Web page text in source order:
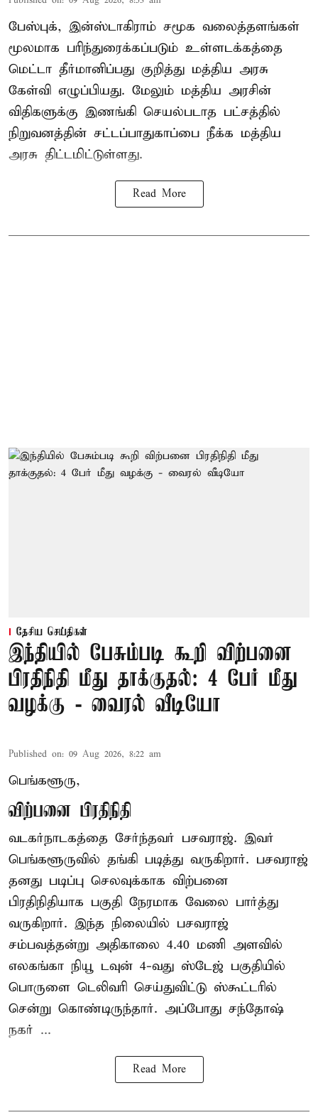
பேஸ்புக், இன்ஸ்டாகிராம் சமூக வலைத்தளங்கள்
மூலமாக பரிந்துரைக்கப்படும் உள்ளடக்கத்தை
மெட்டா தீர்மானிப்பது குறித்து மத்திய அரசு
கேள்வி எழுப்பியது. மேலும் மத்திய அரசின்
விதிகளுக்கு இணங்கி செயல்படாத பட்சத்தில்
நிறுவனத்தின் சட்டப்பாதுகாப்பை நீக்க மத்திய
அரசு திட்டமிட்டுள்ளது.
Read More
தேசிய செய்திகள்
இந்தியில் பேசும்படி கூறி விற்பனை
பிரதிநிதி மீது தாக்குதல்: 4 பேர் மீது
வழக்கு - வைரல் வீடியோ
Published on: 09 Aug 2026, 8:22 am
பெங்களூரு,
விற்பனை பிரதிநிதி
வடகர்நாடகத்தை சேர்ந்தவர் பசவராஜ். இவர்
பெங்களூருவில் தங்கி படித்து வருகிறார். பசவராஜ்
தனது படிப்பு செலவுக்காக விற்பனை
பிரதிநிதியாக பகுதி நேரமாக வேலை பார்த்து
வருகிறார். இந்த நிலையில் பசவராஜ்
சம்பவத்தன்று அதிகாலை 4.40 மணி அளவில்
எலகங்கா நியூ டவுன் 4-வது ஸ்டேஜ் பகுதியில்
பொருளை டெலிவரி செய்துவிட்டு ஸ்கூட்டரில்
சென்று கொண்டிருந்தார். அப்போது சந்தோஷ்
நகர் ...
Read More